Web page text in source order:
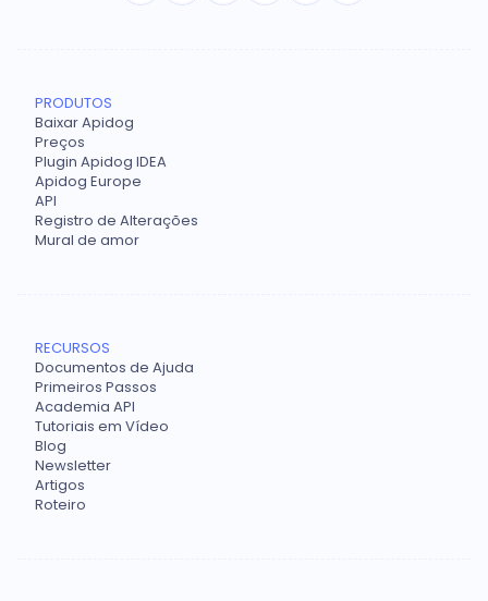
PRODUTOS
Baixar Apidog
Preços
Plugin Apidog IDEA
Apidog Europe
API
Registro de Alterações
Mural de amor
RECURSOS
Documentos de Ajuda
Primeiros Passos
Academia API
Tutoriais em Vídeo
Blog
Newsletter
Artigos
Roteiro